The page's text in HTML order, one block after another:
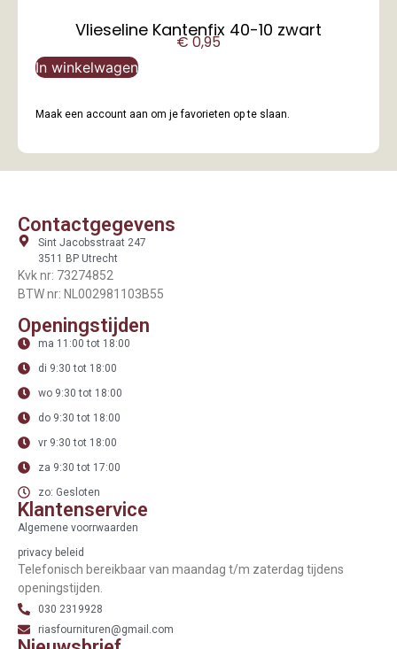
Vlieseline Kantenfix 40-10 zwart
€0,95
In winkelwagen
Maak een account aan om je favorieten op te slaan.
Contactgegevens
Sint Jacobsstraat 247
3511 BP Utrecht
Kvk nr: 73274852
BTW nr: NL002981103B55
Openingstijden
ma 11:00 tot 18:00
di 9:30 tot 18:00
wo 9:30 tot 18:00
do 9:30 tot 18:00
vr 9:30 tot 18:00
za 9:30 tot 17:00
zo: Gesloten
Klantenservice
Algemene voorrwaarden
privacy beleid
Telefonisch bereikbaar van maandag t/m zaterdag tijdens
openingstijden.
030 2319928
riasfournituren@gmail.com